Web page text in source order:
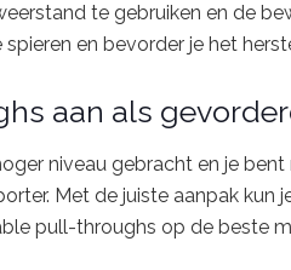
te gebruiken en de
en bevorder je het
aan als
niveau gebracht en je
Met de juiste aanpak kun
pull-throughs op de beste